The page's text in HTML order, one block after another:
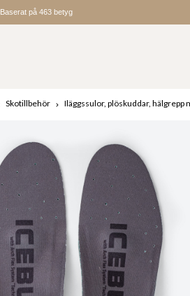
Baserat på 463 betyg
Skotillbehör Iläggssulor, plöskuddar, hälgrepp